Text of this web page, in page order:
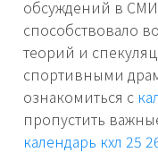
обсуждений в СМИ
способствовало
теорий и
спортивными
ознакомиться с
пропустить
календарь кхл 25